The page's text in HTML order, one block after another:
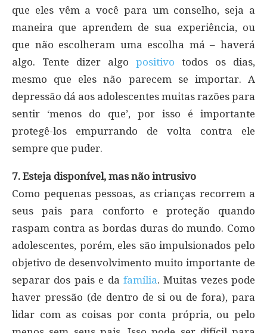
que eles vêm a você para um conselho, seja a
maneira que aprendem de sua experiência, ou
que não escolheram uma escolha má – haverá
algo. Tente dizer algo positivo todos os dias,
mesmo que eles não parecem se importar. A
depressão dá aos adolescentes muitas razões para
sentir ‘menos do que’, por isso é importante
protegê-los empurrando de volta contra ele
sempre que puder.
7. Esteja disponível, mas não intrusivo
Como pequenas pessoas, as crianças recorrem a
seus pais para conforto e proteção quando
raspam contra as bordas duras do mundo. Como
adolescentes, porém, eles são impulsionados pelo
objetivo de desenvolvimento muito importante de
separar dos pais e da família. Muitas vezes pode
haver pressão (de dentro de si ou de fora), para
lidar com as coisas por conta própria, ou pelo